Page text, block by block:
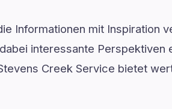
Informationen mit Inspiration
interessante Perspektiven
Creek Service bietet